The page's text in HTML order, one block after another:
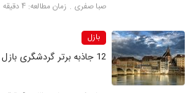
صبا صفری زمان مطالعه: 4 دقیقه
بازل
12 جاذبه برتر گردشگری بازل